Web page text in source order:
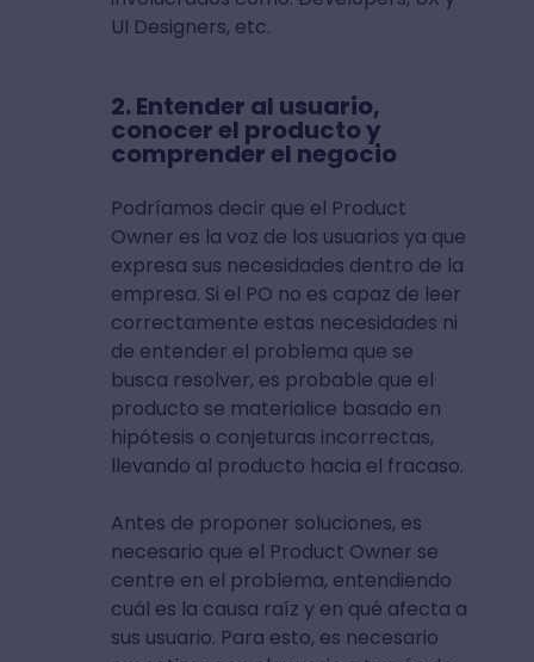
UI Designers, etc.
2. Entender al usuario,
conocer el producto y
comprender el negocio
Podríamos decir que el Product
Owner es la voz de los usuarios ya que
expresa sus necesidades dentro de la
empresa. Si el PO no es capaz de leer
correctamente estas necesidades ni
de entender el problema que se
busca resolver, es probable que el
producto se materialice basado en
hipótesis o conjeturas incorrectas,
llevando al producto hacia el fracaso.
Antes de proponer soluciones, es
necesario que el Product Owner se
centre en el problema, entendiendo
cuál es la causa raíz y en qué afecta a
sus usuario. Para esto, es necesario